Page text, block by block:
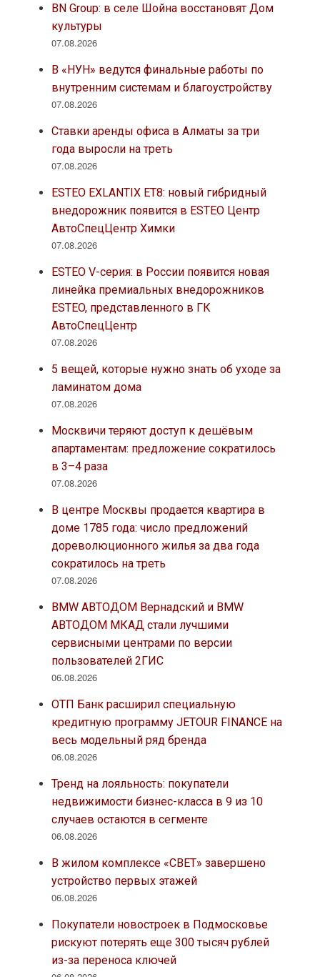
BN Group: в селе Шойна восстановят Дом
культуры
07.08.2026
В «НУН» ведутся финальные работы по
внутренним системам и благоустройству
07.08.2026
Ставки аренды офиса в Алматы за три
года выросли на треть
07.08.2026
ESTEO EXLANTIX ET8: новый гибридный
внедорожник появится в ESTEO Центр
АвтоСпецЦентр Химки
07.08.2026
ESTEO V-серия: в России появится новая
линейка премиальных внедорожников
ESTEO, представленного в ГК
АвтоСпецЦентр
07.08.2026
5 вещей, которые нужно знать об уходе за
ламинатом дома
07.08.2026
Москвичи теряют доступ к дешёвым
апартаментам: предложение сократилось
в 3–4 раза
07.08.2026
В центре Москвы продается квартира в
доме 1785 года: число предложений
дореволюционного жилья за два года
сократилось на треть
07.08.2026
BMW АВТОДОМ Вернадский и BMW
АВТОДОМ МКАД стали лучшими
сервисными центрами по версии
пользователей 2ГИС
06.08.2026
ОТП Банк расширил специальную
кредитную программу JETOUR FINANCE на
весь модельный ряд бренда
06.08.2026
Тренд на лояльность: покупатели
недвижимости бизнес-класса в 9 из 10
случаев остаются в сегменте
06.08.2026
В жилом комплексе «СВЕТ» завершено
устройство первых этажей
06.08.2026
Покупатели новостроек в Подмосковье
рискуют потерять еще 300 тысяч рублей
из-за переноса ключей